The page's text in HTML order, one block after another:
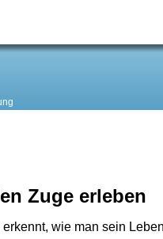
Zuge erleben
wie man sein